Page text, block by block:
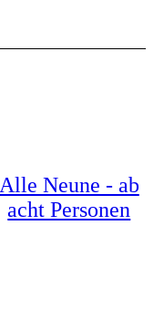
Alle Neune - ab
acht Personen